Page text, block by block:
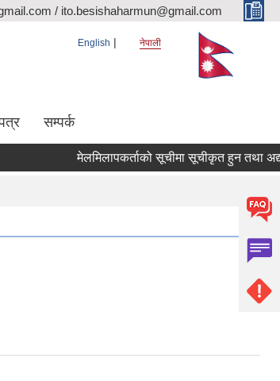
/ ito.besishaharmun@gmail.com
English नेपाली
सम्पर्क
मेलमिलापकर्ताको सूचीमा सूचीकृत हुन तथा